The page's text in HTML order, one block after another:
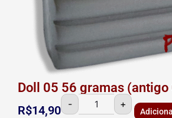
Doll 05 56 gramas (antigo
R$14,90 - +